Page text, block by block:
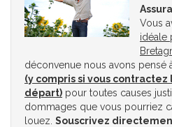
Vous
idéale
déconvenue nous avons pensé
(y compris si vous contractez
départ) pour toutes causes
dommages que vous pourriez
louez. Souscrivez